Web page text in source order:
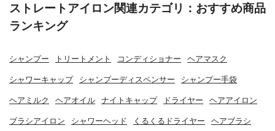
ストレートアイロン関連カテゴリ：おすすめ商品
ランキング
シャンプー トリートメント コンディショナー ヘアマスク
シャワーキャップ シャンプーディスペンサー シャンプー手袋
ヘアミルク ヘアオイル ナイトキャップ ドライヤー ヘアアイロン
ブラシアイロン シャワーヘッド くるくるドライヤー ヘアブラシ